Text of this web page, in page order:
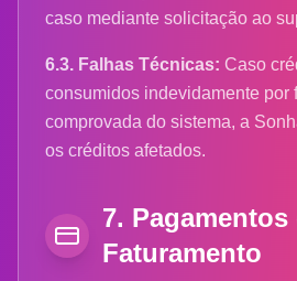
caso mediante solicitação ao
6.3. Falhas Técnicas: Caso
consumidos indevidamente por
comprovada do sistema, a
os créditos afetados.
7. Pagamentos
Faturamento